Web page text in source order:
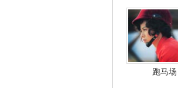
跑马场